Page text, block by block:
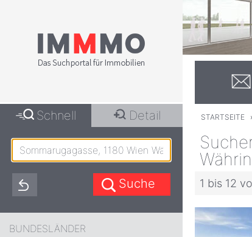
STARTSEITE ›
1 bis 12
Schnell Detail
BUNDESLÄNDER